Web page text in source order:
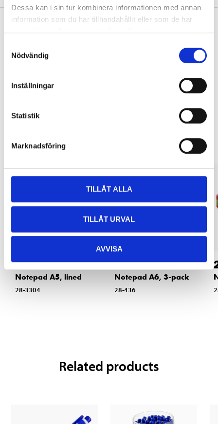
Dessa kan i sin tur kombinera informationen med annan
information som du har tillhandahållit eller som de har
Nödvändig
Inställningar
Statistik
Marknadsföring
TILLÅT ALLA
TILLÅT URVAL
AVVISA
Pay & Collect in your local store within 2 hours! For more information
Other customers also bought
1290
Notepad A5, lined
28-3304
2990
Notepad A6, 3-pack
28-436
Related products